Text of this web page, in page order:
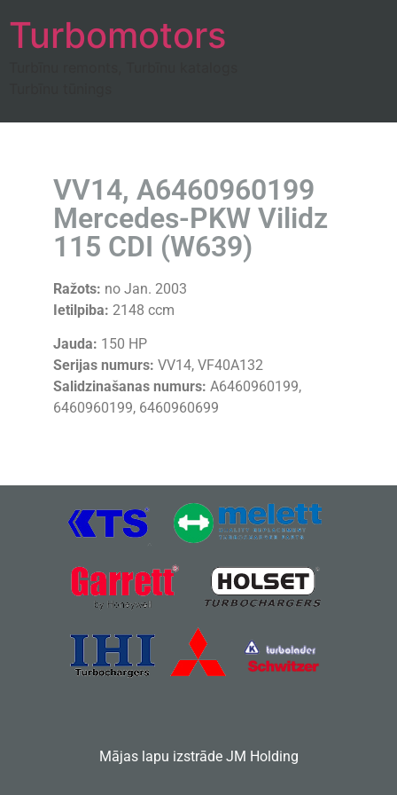
Turbomotors
VV14, A6460960199
Mercedes-PKW Vilidz
115 CDI (W639)
Ražots: no Jan. 2003
Ietilpiba: 2148 ccm
Jauda: 150 HP
Serijas numurs: VV14, VF40A132
Salidzinašanas numurs: A6460960199,
6460960199, 6460960699
Mājas lapu izstrādeJM Holding